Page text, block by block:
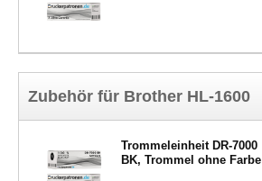
Zubehör für Brother HL-1600
Trommeleinheit DR-7000
BK, Trommel ohne Farbe